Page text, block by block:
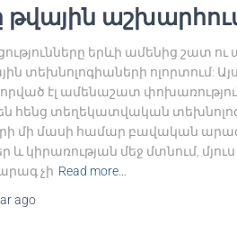
թվային
երևի ամենից շատ ու
տեխնոլոգիաների ոլորտում: Այս
էլ ամենաշատ
հենց տեղեկատվական
մի մասի համար բավական
և կիրառության մեջ մտնում,
չի Read more…
ago